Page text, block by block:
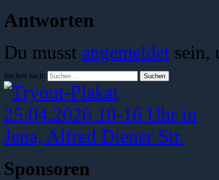
Antworten
Du musst angemeldet sein,
Suchen nach:
Sponsoren